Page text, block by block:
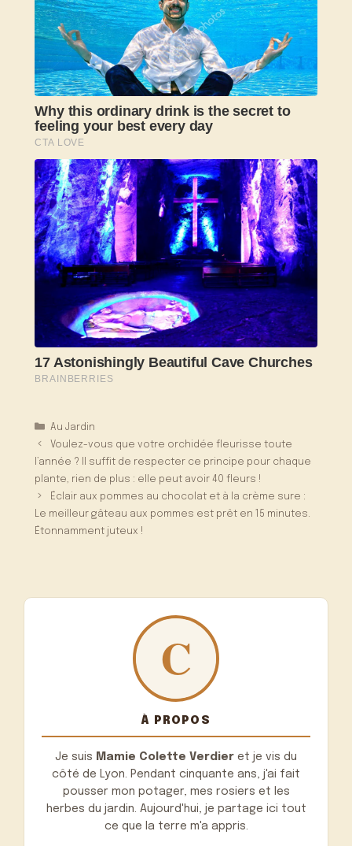
Catégories
Au Jardin
Voulez-vous que votre orchidée fleurisse toute
l’année ? Il suffit de respecter ce principe pour chaque
plante, rien de plus : elle peut avoir 40 fleurs !
Éclair aux pommes au chocolat et à la crème sure :
Le meilleur gâteau aux pommes est prêt en 15 minutes.
Étonnamment juteux !
À PROPOS
Je suis Mamie Colette Verdier et je vis du
côté de Lyon. Pendant cinquante ans, j'ai fait
pousser mon potager, mes rosiers et les
herbes du jardin. Aujourd'hui, je partage ici tout
ce que la terre m'a appris.